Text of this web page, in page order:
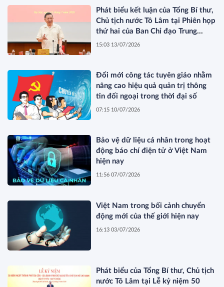
Phát biểu kết luận của Tổng Bí thư,
Chủ tịch nước Tô Lâm tại Phiên họp
thứ hai của Ban Chỉ đạo Trung
ương về phát triển văn hóa Việt
15:03 13/07/2026
Đổi mới công tác tuyên giáo nhằm
nâng cao hiệu quả quản trị thông
tin đối ngoại trong thời đại số
07:15 10/07/2026
Bảo vệ dữ liệu cá nhân trong hoạt
động báo chí điện tử ở Việt Nam
hiện nay
11:56 07/07/2026
Việt Nam trong bối cảnh chuyển
động mới của thế giới hiện nay
16:13 03/07/2026
Phát biểu của Tổng Bí thư, Chủ tịch
nước Tô Lâm tại Lễ kỷ niệm 50